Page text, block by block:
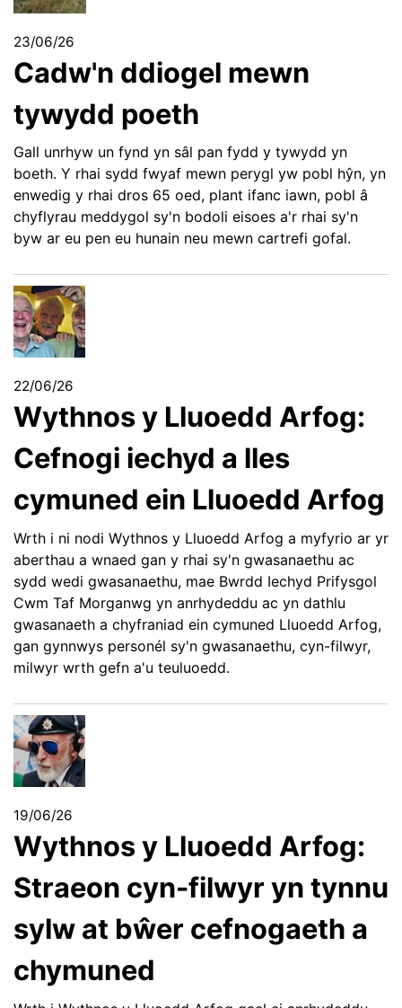
23/06/26
Cadw'n ddiogel mewn
tywydd poeth
Gall unrhyw un fynd yn sâl pan fydd y tywydd yn
boeth. Y rhai sydd fwyaf mewn perygl yw pobl hŷn, yn
enwedig y rhai dros 65 oed, plant ifanc iawn, pobl â
chyflyrau meddygol sy'n bodoli eisoes a'r rhai sy'n
byw ar eu pen eu hunain neu mewn cartrefi gofal.
22/06/26
Wythnos y Lluoedd Arfog:
Cefnogi iechyd a lles
cymuned ein Lluoedd Arfog
Wrth i ni nodi Wythnos y Lluoedd Arfog a myfyrio ar yr
aberthau a wnaed gan y rhai sy'n gwasanaethu ac
sydd wedi gwasanaethu, mae Bwrdd Iechyd Prifysgol
Cwm Taf Morganwg yn anrhydeddu ac yn dathlu
gwasanaeth a chyfraniad ein cymuned Lluoedd Arfog,
gan gynnwys personél sy'n gwasanaethu, cyn-filwyr,
milwyr wrth gefn a'u teuluoedd.
19/06/26
Wythnos y Lluoedd Arfog:
Straeon cyn-filwyr yn tynnu
sylw at bŵer cefnogaeth a
chymuned